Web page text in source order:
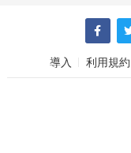
導入 利用規約